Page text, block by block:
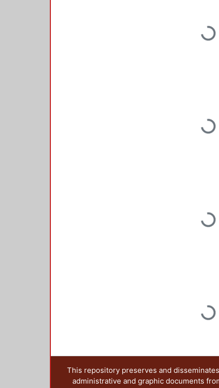
Loading...
Loading...
Loading...
Loading...
This repository preserves and
administrative and graphic documents